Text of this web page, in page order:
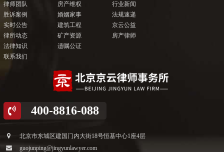
律师团队
胜诉案例
实时公告
律所动态
法律知识
联系我们
房产维权
婚姻家事
建筑工程
矿产资源
遗嘱公证
行业新闻
法规速递
京云公益
房产律师
400-8816-088
北京市东城区建国门内大街18号恒基中心1座4层
guojunping@jingyunlawyer.com